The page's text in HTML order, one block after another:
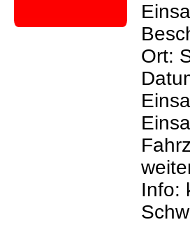
Ort:
Info: